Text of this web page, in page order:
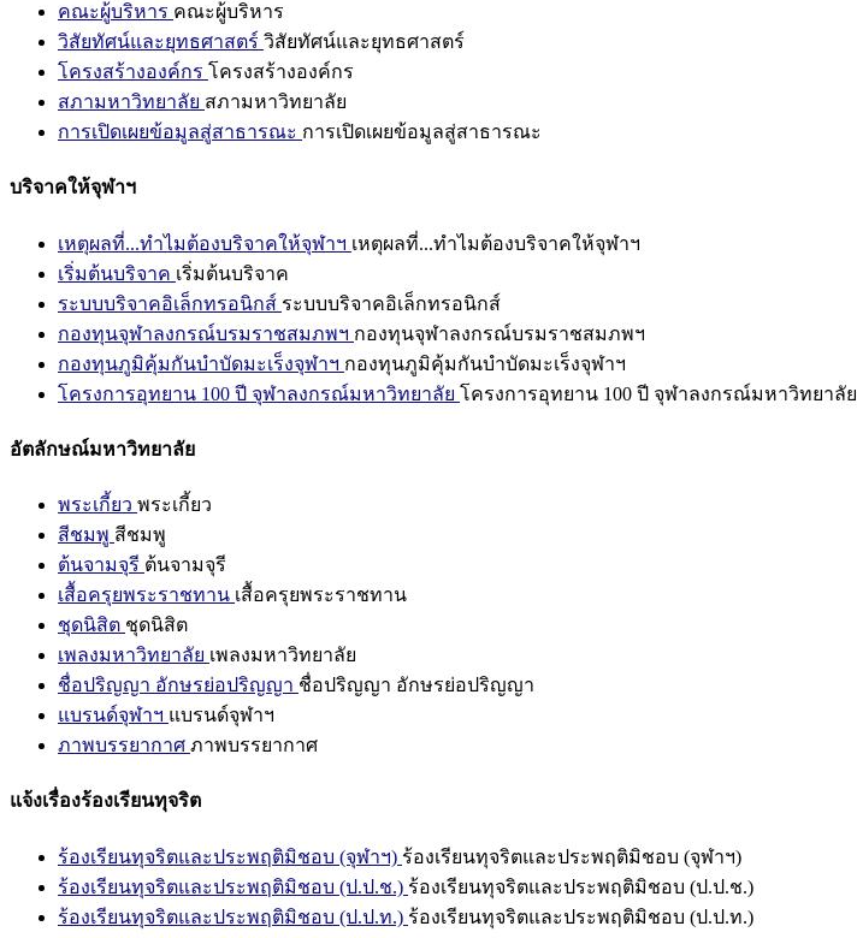
คณะผู้บริหาร คณะผู้บริหาร
วิสัยทัศน์และยุทธศาสตร์ วิสัยทัศน์และยุทธศาสตร์
โครงสร้างองค์กร โครงสร้างองค์กร
สภามหาวิทยาลัย สภามหาวิทยาลัย
การเปิดเผยข้อมูลสู่สาธารณะ การเปิดเผยข้อมูลสู่สาธารณะ
บริจาคให้จุฬาฯ
เหตุผลที่...ทำไมต้องบริจาคให้จุฬาฯ เหตุผลที่...ทำไมต้องบริจาคให้จุฬาฯ
เริ่มต้นบริจาค เริ่มต้นบริจาค
ระบบบริจาคอิเล็กทรอนิกส์ ระบบบริจาคอิเล็กทรอนิกส์
กองทุนจุฬาลงกรณ์บรมราชสมภพฯ กองทุนจุฬาลงกรณ์บรมราชสมภพฯ
กองทุนภูมิคุ้มกันบำบัดมะเร็งจุฬาฯ กองทุนภูมิคุ้มกันบำบัดมะเร็งจุฬาฯ
โครงการอุทยาน 100 ปี จุฬาลงกรณ์มหาวิทยาลัย โครงการอุทยาน 100 ปี จุฬาลงกรณ์มหาวิทยาลัย
อัตลักษณ์มหาวิทยาลัย
พระเกี้ยว พระเกี้ยว
สีชมพู สีชมพู
ต้นจามจุรี ต้นจามจุรี
เสื้อครุยพระราชทาน เสื้อครุยพระราชทาน
ชุดนิสิต ชุดนิสิต
เพลงมหาวิทยาลัย เพลงมหาวิทยาลัย
ชื่อปริญญา อักษรย่อปริญญา ชื่อปริญญา อักษรย่อปริญญา
แบรนด์จุฬาฯ แบรนด์จุฬาฯ
ภาพบรรยากาศ ภาพบรรยากาศ
แจ้งเรื่องร้องเรียนทุจริต
ร้องเรียนทุจริตและประพฤติมิชอบ (จุฬาฯ) ร้องเรียนทุจริตและประพฤติมิชอบ (จุฬาฯ)
ร้องเรียนทุจริตและประพฤติมิชอบ (ป.ป.ช.) ร้องเรียนทุจริตและประพฤติมิชอบ (ป.ป.ช.)
ร้องเรียนทุจริตและประพฤติมิชอบ (ป.ป.ท.) ร้องเรียนทุจริตและประพฤติมิชอบ (ป.ป.ท.)